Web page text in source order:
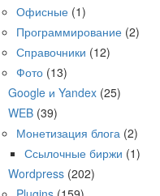
Офисные (1)
Программирование (2)
Справочники (12)
Фото (13)
Google и Yandex (25)
WEB (39)
Монетизация блога (2)
Ссылочные биржи (1)
Wordpress (202)